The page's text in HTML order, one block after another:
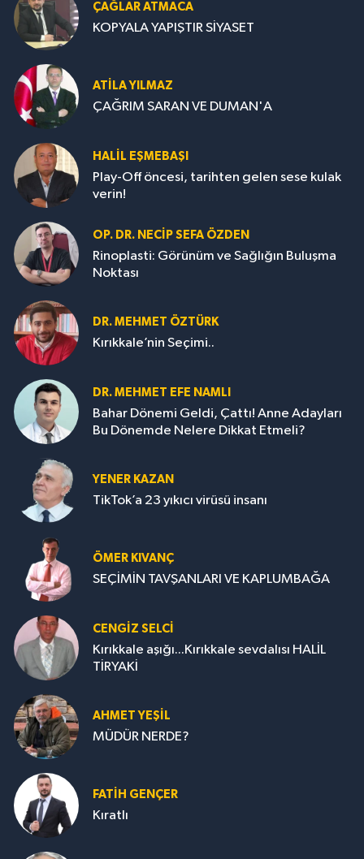
ÇAĞLAR ATMACA
KOPYALA YAPIŞTIR SİYASET
ATILA YILMAZ
ÇAĞRIM SARAN VE DUMAN'A
HALIL EŞMEBAŞI
Play-Off öncesi, tarihten gelen sese kulak
verin!
OP. DR. NECIP SEFA ÖZDEN
Rinoplasti: Görünüm ve Sağlığın Buluşma
Noktası
DR. MEHMET ÖZTÜRK
Kırıkkale’nin Seçimi..
DR. MEHMET EFE NAMLI
Bahar Dönemi Geldi, Çattı! Anne Adayları
Bu Dönemde Nelere Dikkat Etmeli?
YENER KAZAN
TikTok’a 23 yıkıcı virüsü insanı
ÖMER KIVANÇ
SEÇİMİN TAVŞANLARI VE KAPLUMBAĞA
CENGİZ SELCİ
Kırıkkale aşığı...Kırıkkale sevdalısı HALİL
TİRYAKİ
AHMET YEŞİL
MÜDÜR NERDE?
FATIH GENÇER
Kıratlı